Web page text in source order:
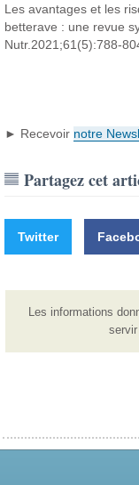
Les avantages et les
betterave : une revue
Nutr.2021;61(5):788-
► Recevoir notre
Partagez cet
Twitter
Les informations